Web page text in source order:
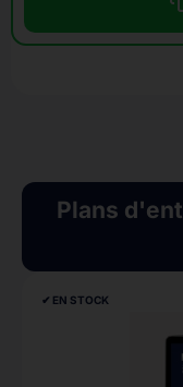
Plans
✔︎ EN STOCK